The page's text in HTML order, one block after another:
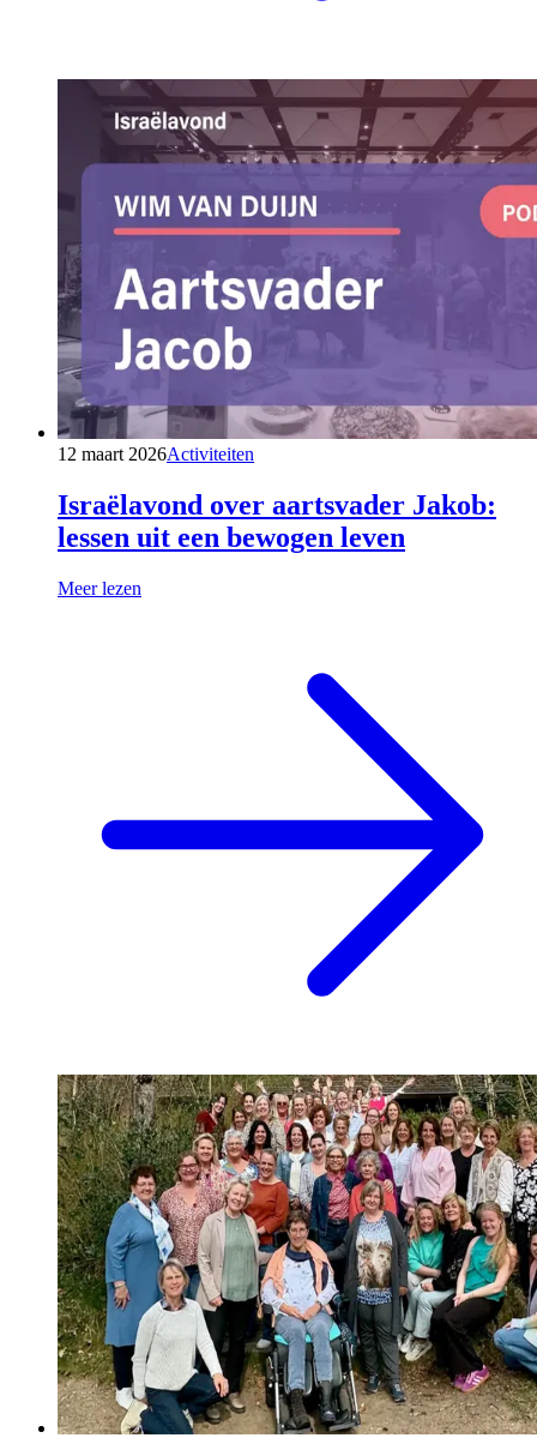
12 maart 2026Activiteiten
Israëlavond over aartsvader Jakob:
lessen uit een bewogen leven
Meer lezen